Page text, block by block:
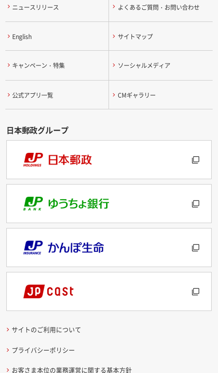
ニュースリリース よくあるご質問・お問い合わせ
English サイトマップ
キャンペーン・特集 ソーシャルメディア
公式アプリ一覧 CMギャラリー
サイトのご利用について
プライバシーポリシー
お客さま本位の業務運営に関する基本方針